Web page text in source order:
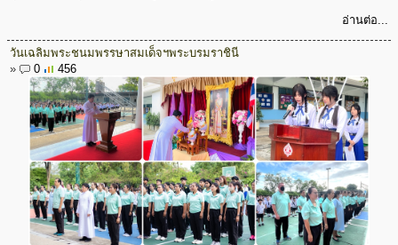
อ่านต่อ...
วันเฉลิมพระชนมพรรษาสมเด็จฯพระบรมราชินี
»
0 456